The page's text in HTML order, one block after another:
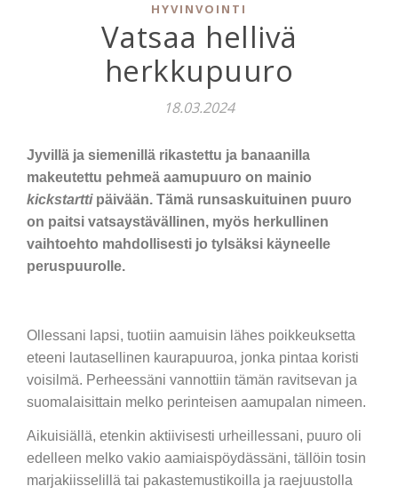
HYVINVOINTI
Vatsaa hellivä
herkkupuuro
18.03.2024
Jyvillä ja siemenillä rikastettu ja banaanilla
makeutettu pehmeä aamupuuro on mainio
kickstarttipäivään. Tämä runsaskuituinen puuro
on paitsi vatsaystävällinen, myös herkullinen
vaihtoehto mahdollisesti jo tylsäksi käyneelle
peruspuurolle.
Ollessani lapsi, tuotiin aamuisin lähes poikkeuksetta
eteeni lautasellinen kaurapuuroa, jonka pintaa koristi
voisilmä. Perheessäni vannottiin tämän ravitsevan ja
suomalaisittain melko perinteisen aamupalan nimeen.
Aikuisiällä, etenkin aktiivisesti urheillessani, puuro oli
edelleen melko vakio aamiaispöydässäni, tällöin tosin
marjakiisselillä tai pakastemustikoilla ja raejuustolla